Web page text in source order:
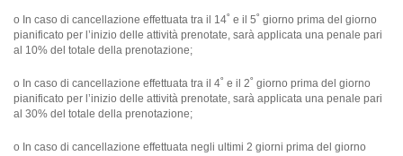
o In caso di cancellazione effettuata tra il 14˚ e il 5˚ giorno prima del giorno
pianificato per l’inizio delle attività prenotate, sarà applicata una penale pari
al 10% del totale della prenotazione;
o In caso di cancellazione effettuata tra il 4˚ e il 2˚ giorno prima del giorno
pianificato per l’inizio delle attività prenotate, sarà applicata una penale pari
al 30% del totale della prenotazione;
o In caso di cancellazione effettuata negli ultimi 2 giorni prima del giorno